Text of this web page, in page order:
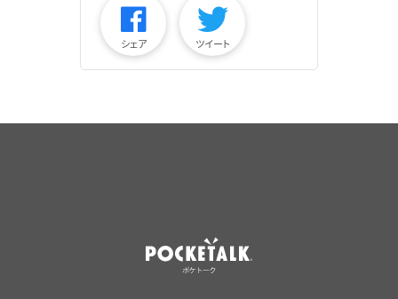
シェア ツイート